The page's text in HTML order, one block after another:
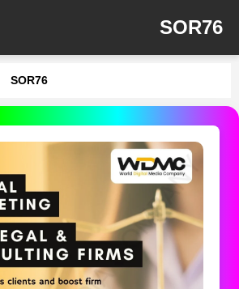
SOR76
SOR76